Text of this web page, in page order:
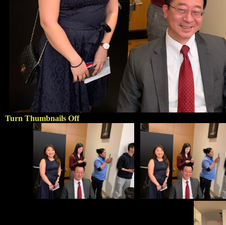
Turn Thumbnails Off